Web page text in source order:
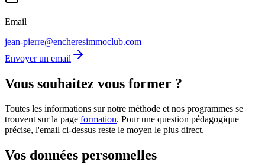
Email
jean-pierre@encheresimmoclub.com
Envoyer un email
Vous souhaitez vous former ?
Toutes les informations sur notre méthode et nos programmes se
trouvent sur la page formation. Pour une question pédagogique
précise, l'email ci-dessus reste le moyen le plus direct.
Vos données personnelles